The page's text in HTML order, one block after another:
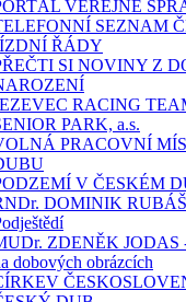
VEŘEJNÉ
SEZNAM
ŘÁDY
SI NOVINY Z
RACING
PARK, a.s.
PRACOVNÍ
V ČESKÉM
DOMINIK
ZDENĚK JODAS
dobových obrázcích